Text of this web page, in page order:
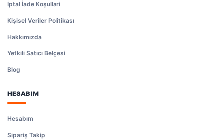
İptal İade Koşullari
Kişisel Veriler Politikası
Hakkımızda
Yetkili Satıcı Belgesi
Blog
HESABIM
Hesabım
Sipariş Takip